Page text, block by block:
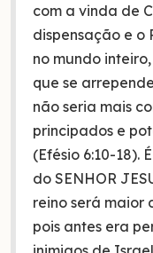
com a vinda de
dispensação e o
no mundo
que se
não seria mais
principados e
(Efésio 6:10-18).
do SENHOR
reino será maior
pois antes era